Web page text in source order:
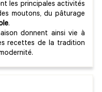
les principales activités
moutons, du pâturage
.
donnent ainsi vie à
recettes de la tradition